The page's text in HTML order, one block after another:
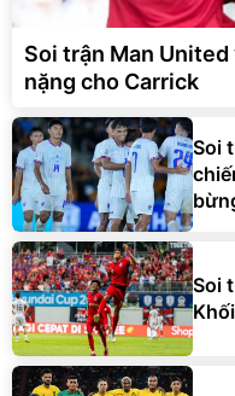
Soi trận Man United
nặng cho Carrick
Soi
Soi